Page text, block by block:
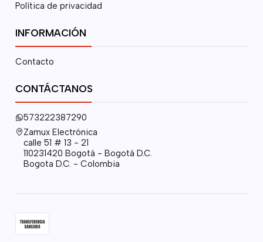
Política de privacidad
INFORMACIÓN
Contacto
CONTÁCTANOS
573222387290
Zamux Electrónica
calle 51 # 13 - 21
110231420 Bogotá - Bogotá D.C.
Bogota D.C. - Colombia